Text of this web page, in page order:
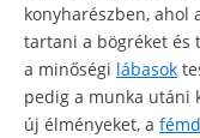
konyharészben, ahol
tartani a bögréket és
a minőségi lábasok
pedig a munka utáni
új élményeket, a